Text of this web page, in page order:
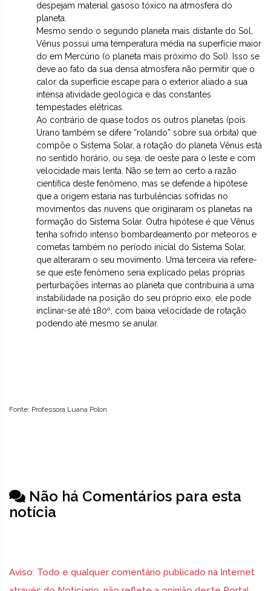
despejam material gasoso tóxico na atmosfera do
planeta.
Mesmo sendo o segundo planeta mais distante do Sol,
Vênus possui uma temperatura média na superfície maior
do em Mercúrio (o planeta mais próximo do Sol). Isso se
deve ao fato da sua densa atmosfera não permitir que o
calor da superfície escape para o exterior aliado a sua
intensa atividade geológica e das constantes
tempestades elétricas.
Ao contrário de quase todos os outros planetas (pois
Urano também se difere “rolando” sobre sua órbita) que
compõe o Sistema Solar, a rotação do planeta Vênus está
no sentido horário, ou seja, de oeste para o leste e com
velocidade mais lenta. Não se tem ao certo a razão
científica deste fenômeno, mas se defende a hipótese
que a origem estaria nas turbulências sofridas no
movimentos das nuvens que originaram os planetas na
formação do Sistema Solar. Outra hipótese é que Vênus
tenha sofrido intenso bombardeamento por meteoros e
cometas também no período inicial do Sistema Solar,
que alteraram o seu movimento. Uma terceira via refere-
se que este fenômeno seria explicado pelas próprias
perturbações internas ao planeta que contribuiria a uma
instabilidade na posição do seu próprio eixo, ele pode
inclinar-se até 180º, com baixa velocidade de rotação
podendo até mesmo se anular.
Fonte: Professora Luana Polon
Não há Comentários para esta
notícia
Aviso: Todo e qualquer comentário publicado na Internet